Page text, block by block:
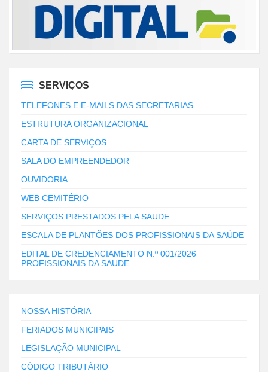
SERVIÇOS
TELEFONES E E-MAILS DAS SECRETARIAS
ESTRUTURA ORGANIZACIONAL
CARTA DE SERVIÇOS
SALA DO EMPREENDEDOR
OUVIDORIA
WEB CEMITÉRIO
SERVIÇOS PRESTADOS PELA SAUDE
ESCALA DE PLANTÕES DOS PROFISSIONAIS DA SAÚDE
EDITAL DE CREDENCIAMENTO N.º 001/2026
PROFISSIONAIS DA SAUDE
NOSSA HISTÓRIA
FERIADOS MUNICIPAIS
LEGISLAÇÃO MUNICIPAL
CÓDIGO TRIBUTÁRIO